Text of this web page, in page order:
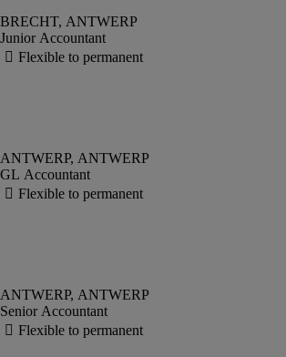
Junior Accountant
GL Accountant
Senior Accountant